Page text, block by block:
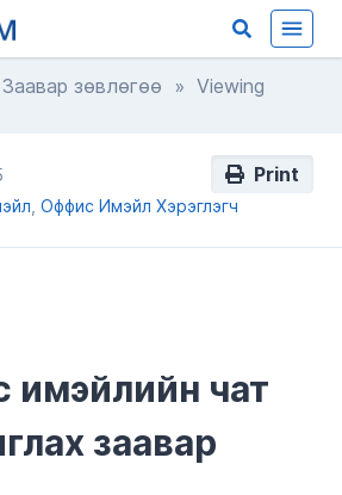
Заавар зөвлөгөө » Viewing
Print
Оффис Имэйл Хэрэглэгч
чат
заавар